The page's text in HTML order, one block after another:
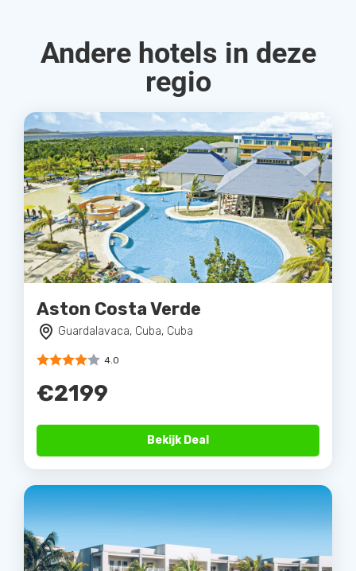
Andere hotels in deze
regio
Aston Costa Verde
Guardalavaca, Cuba, Cuba
4.0
€2199
Bekijk Deal